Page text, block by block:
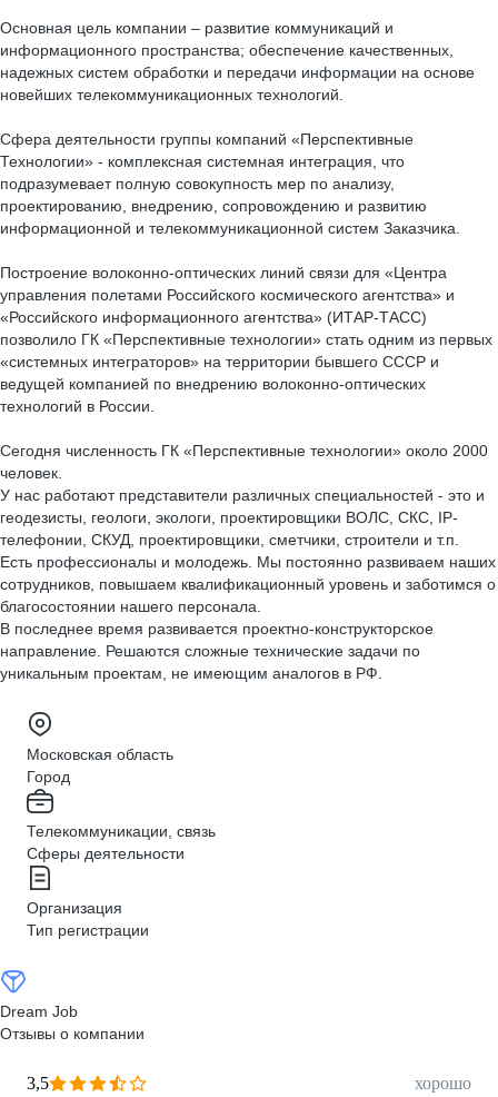
Основная цель компании – развитие коммуникаций и
информационного пространства; обеспечение качественных,
надежных систем обработки и передачи информации на основе
новейших телекоммуникационных технологий.
Сфера деятельности группы компаний «Перспективные
Технологии» - комплексная системная интеграция, что
подразумевает полную совокупность мер по анализу,
проектированию, внедрению, сопровождению и развитию
информационной и телекоммуникационной систем Заказчика.
Построение волоконно-оптических линий связи для «Центра
управления полетами Российского космического агентства» и
«Российского информационного агентства» (ИТАР-ТАСС)
позволило ГК «Перспективные технологии» стать одним из первых
«системных интеграторов» на территории бывшего СССР и
ведущей компанией по внедрению волоконно-оптических
технологий в России.
Сегодня численность ГК «Перспективные технологии» около 2000
человек.
У нас работают представители различных специальностей - это и
геодезисты, геологи, экологи, проектировщики ВОЛС, СКС, IP-
телефонии, СКУД, проектировщики, сметчики, строители и т.п.
Есть профессионалы и молодежь. Мы постоянно развиваем наших
сотрудников, повышаем квалификационный уровень и заботимся о
благосостоянии нашего персонала.
В последнее время развивается проектно-конструкторское
направление. Решаются сложные технические задачи по
уникальным проектам, не имеющим аналогов в РФ.
Московская область
Город
Телекоммуникации, связь
Сферы деятельности
Организация
Тип регистрации
Dream Job
Отзывы о компании
3,5
хорошо